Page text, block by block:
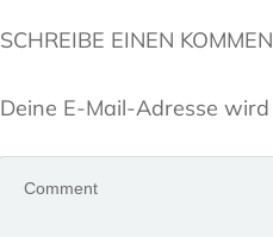
SCHREIBE EINEN
Deine E-Mail-Adresse